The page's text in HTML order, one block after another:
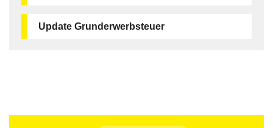
Update Grunderwerbsteuer